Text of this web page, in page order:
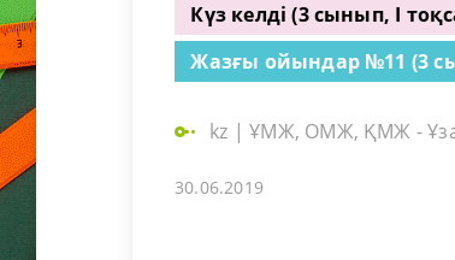
Күз келді (3 сынып, I
Жазғы ойындар №11 (3
kz |ҰМЖ, ОМЖ, ҚМЖ -
30.06.2019